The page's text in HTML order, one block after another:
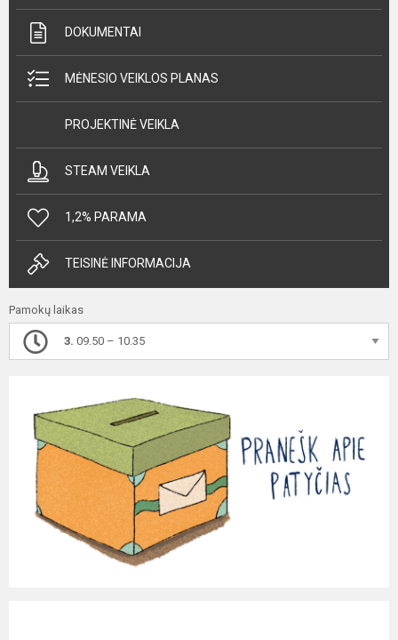
DOKUMENTAI
MĖNESIO VEIKLOS PLANAS
PROJEKTINĖ VEIKLA
STEAM VEIKLA
1,2% PARAMA
TEISINĖ INFORMACIJA
Pamokų laikas
3. 09.50 – 10.35